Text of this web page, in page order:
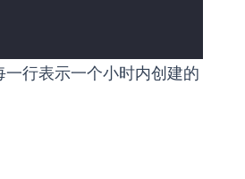
行表示一个小时内创建的